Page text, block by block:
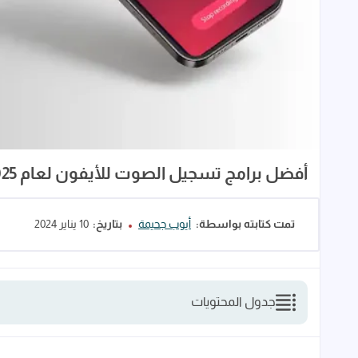
أفضل برامج تسجيل الصوت للأيفون لعام 2025 - مسجلات لتعديل الصوت لاجهزة iPhone
تمت كتابته بواسطة: أيوب جحيمة بتاريخ: 10 يناير 2024
جدول المحتويات